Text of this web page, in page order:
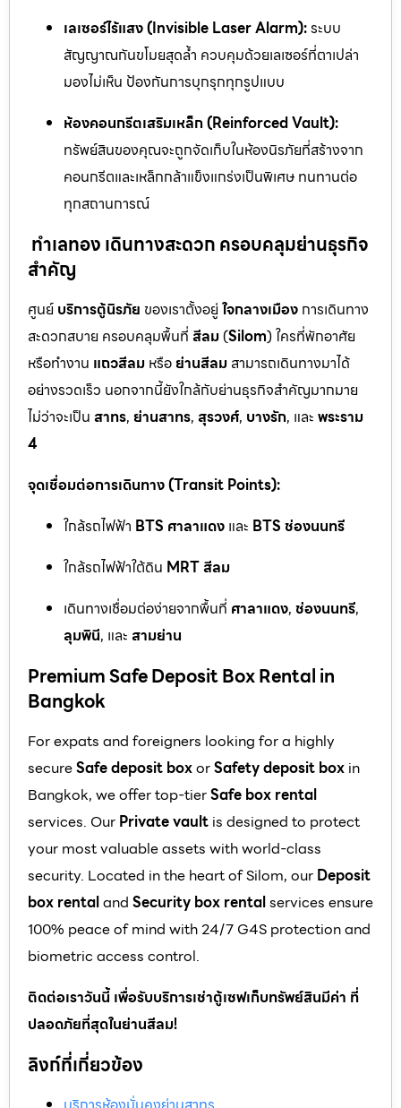
เลเซอร์ไร้แสง (Invisible Laser Alarm):ระบบ
สัญญาณกันขโมยสุดล้ำ ควบคุมด้วยเลเซอร์ที่ตาเปล่า
มองไม่เห็น ป้องกันการบุกรุกทุกรูปแบบ
ห้องคอนกรีตเสริมเหล็ก (Reinforced Vault):
ทรัพย์สินของคุณจะถูกจัดเก็บในห้องนิรภัยที่สร้างจาก
คอนกรีตและเหล็กกล้าแข็งแกร่งเป็นพิเศษ ทนทานต่อ
ทุกสถานการณ์
ทำเลทอง เดินทางสะดวก ครอบคลุมย่านธุรกิจ
สำคัญ
ศูนย์ บริการตู้นิรภัย ของเราตั้งอยู่ ใจกลางเมือง การเดินทาง
สะดวกสบาย ครอบคลุมพื้นที่ สีลม(Silom) ใครที่พักอาศัย
หรือทำงาน แถวสีลม หรือย่านสีลม สามารถเดินทางมาได้
อย่างรวดเร็ว นอกจากนี้ยังใกล้กับย่านธุรกิจสำคัญมากมาย
ไม่ว่าจะเป็น สาทร, ย่านสาทร, สุรวงศ์, บางรัก, และ พระราม
4
จุดเชื่อมต่อการเดินทาง (Transit Points):
ใกล้รถไฟฟ้า BTS ศาลาแดง และ BTS ช่องนนทรี
ใกล้รถไฟฟ้าใต้ดิน MRT สีลม
เดินทางเชื่อมต่อง่ายจากพื้นที่ ศาลาแดง, ช่องนนทรี,
ลุมพินี, และ สามย่าน
Premium Safe Deposit Box Rental in
Bangkok
For expats and foreigners looking for a highly
secureSafe deposit boxorSafety deposit box in
Bangkok, we offer top-tierSafe box rental
services. Our Private vault is designed to protect
your most valuable assets with world-class
security. Located in the heart of Silom, our Deposit
box rentaland Security box rentalservices ensure
100% peace of mind with 24/7 G4S protection and
biometric access control.
ติดต่อเราวันนี้ เพื่อรับบริการเช่าตู้เซฟเก็บทรัพย์สินมีค่า ที่
ปลอดภัยที่สุดในย่านสีลม!
ลิงก์ที่เกี่ยวข้อง